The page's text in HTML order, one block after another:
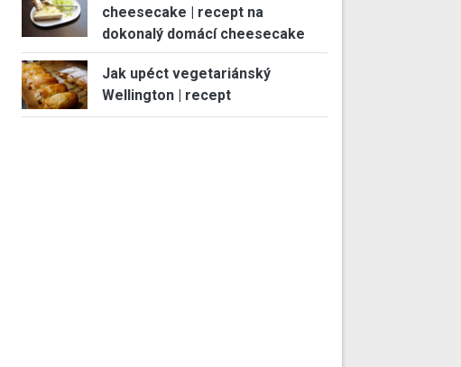
cheesecake | recept na
dokonalý domácí cheesecake
Jak upéct vegetariánský
Wellington | recept